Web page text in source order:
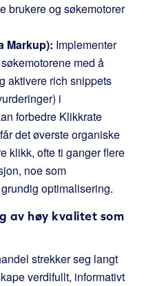
brukere og søkemotorer
Markup): Implementer
med å
aktivere rich snippets
i
forbedre Klikkrate
det øverste organiske
klikk, ofte ti ganger flere
noe som
optimalisering.
av høy kvalitet som
strekker seg langt
verdifullt, informativt